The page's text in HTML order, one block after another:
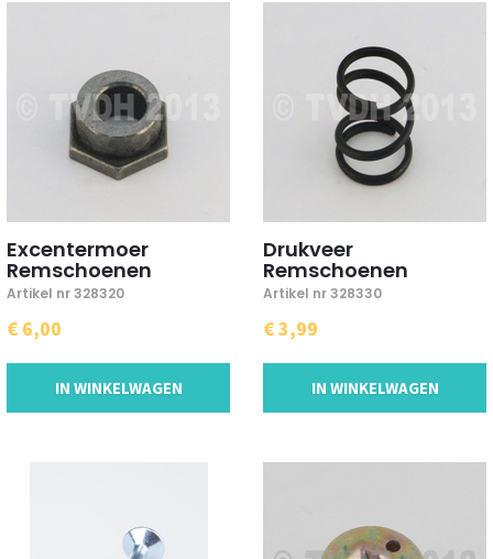
Excentermoer
Remschoenen
Artikel nr 328320
€ 6,00
IN WINKELWAGEN
Drukveer
Remschoenen
Artikel nr 328330
€ 3,99
IN WINKELWAGEN